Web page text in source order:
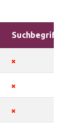
Suchbegriffe